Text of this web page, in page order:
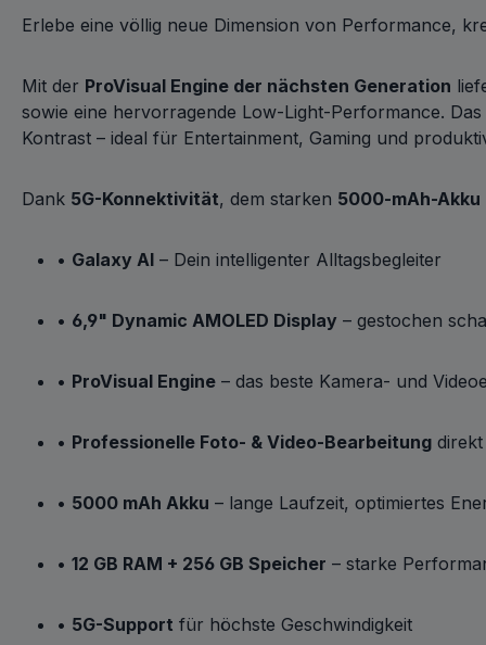
Erlebe eine völlig neue Dimension von Performance,
Mit der ProVisual Engine der nächsten Generation
sowie eine hervorragende Low-Light-Performance.
Kontrast – ideal für Entertainment, Gaming und
Dank 5G-Konnektivität, dem starken 5000-mAh-Akku
• Galaxy AI – Dein intelligenter Alltagsbegleiter
• 6,9" Dynamic AMOLED Display – gestochen
• ProVisual Engine – das beste Kamera- und
• Professionelle Foto- & Video-Bearbeitung
• 5000 mAh Akku – lange Laufzeit, optimiertes
• 12 GB RAM + 256 GB Speicher – starke
• 5G-Support für höchste Geschwindigkeit